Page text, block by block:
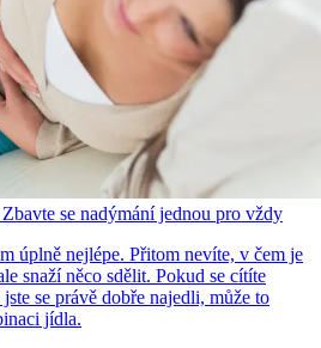
se nadýmání jednou pro vždy
úplně nejlépe. Přitom nevíte, v čem je
snaží něco sdělit. Pokud se cítíte
se právě dobře najedli, může to
jídla.